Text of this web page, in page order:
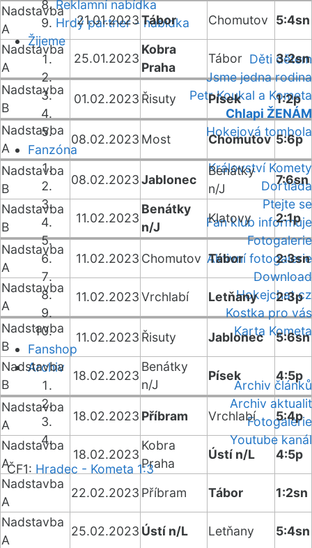
Reklamní nabídka
Hrdý partner - nabídka
Žijeme
Děti dětem
Jsme jedna rodina
Petr Koukal a Kometa
Chlapi ŽENÁM
Hokejová tombola
Fanzóna
Království Komety
Dortiáda
Ptejte se
Fan klub informuje
Fotogalerie
Aktivní fotogalerie
Download
Hokejchat.cz
Kostka pro vás
Karta Kometa
Fanshop
Archiv
Archiv článků
Archiv aktualit
Fotogalerie
Youtube kanál
ČF1: Hradec - Kometa 1:3
Nadstavba
A
21.01.2023Tábor Chomutov
5:4sn
Nadstavba
A
25.01.2023
Kobra
Praha
Tábor 3:2sn
Nadstavba
B
01.02.2023 Řisuty Písek 1:2p
Nadstavba
A
08.02.2023 Most Chomutov 5:6p
Nadstavba
B
08.02.2023Jablonec
Benátky
n/J
7:6sn
Nadstavba
B
11.02.2023
Benátky
n/J
Klatovy 2:1p
Nadstavba
A
11.02.2023 Chomutov Tábor
2:3sn
Nadstavba
A
11.02.2023Vrchlabí Letňany 2:3p
Nadstavba
B
11.02.2023 Řisuty Jablonec
5:6sn
Nadstavba
B
18.02.2023
Benátky
n/J
Písek 4:5p
Nadstavba
A
18.02.2023 Příbram Vrchlabí
5:4p
Nadstavba
A
18.02.2023
Kobra
Praha
Ústí n/L
4:5p
Nadstavba
A
22.02.2023 Příbram Tábor
1:2sn
Nadstavba
A
25.02.2023 Ústí n/L Letňany 5:4sn